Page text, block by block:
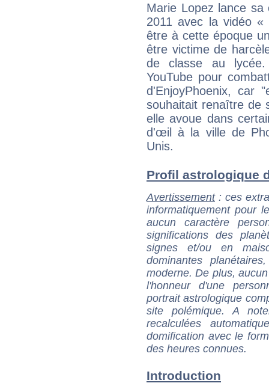
Marie Lopez lance
2011 avec la vidéo
être à cette époque
être victime de
de classe au
YouTube pour
d'EnjoyPhoenix, car
souhaitait renaître de
elle avoue dans
d'œil à la ville de
Unis.
Profil astrologique
Avertissement: ces
informatiquement pour
aucun caractère
significations des
signes et/ou en
dominantes
moderne. De plus,
l'honneur d'une
portrait astrologique
site polémique. A
recalculées
domification avec le
des heures connues.
Introduction